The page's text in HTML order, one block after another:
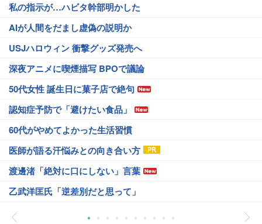
私の指示が…ハビタ幹部明かした
AIが人間をだまし虚偽の説明か
USJハロウィン 衝撃グッズ発売へ
深夜アニメに喫煙描写 BPOで議論
50代女性 誕生日に菓子店で絶句
認知症予防で「避けたい食品」
60代がやめてよかった生活習慣
医師が語る汗悩みとの向き合い方
渡邊渚「絶対に口にしない」言葉
乙武洋匡氏「逆差別だと思って」